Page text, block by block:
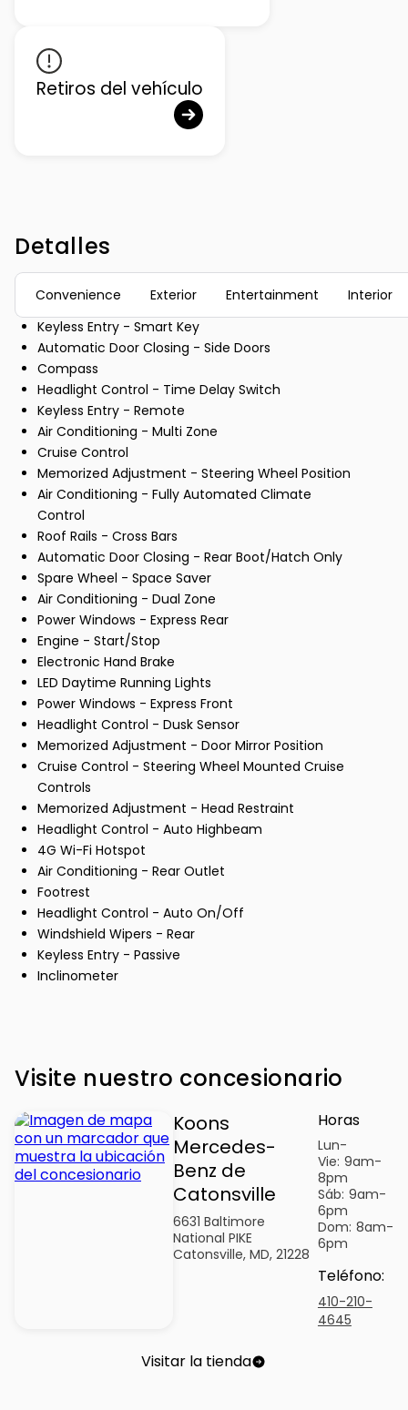
Retiros del vehículo
Detalles
Convenience Exterior Entertainment
Interior
Keyless Entry - Smart Key
Automatic Door Closing - Side Doors
Compass
Headlight Control - Time Delay Switch
Keyless Entry - Remote
Air Conditioning - Multi Zone
Cruise Control
Memorized Adjustment - Steering Wheel Position
Air Conditioning - Fully Automated Climate
Control
Roof Rails - Cross Bars
Automatic Door Closing - Rear Boot/Hatch Only
Spare Wheel - Space Saver
Air Conditioning - Dual Zone
Power Windows - Express Rear
Engine - Start/Stop
Electronic Hand Brake
LED Daytime Running Lights
Power Windows - Express Front
Headlight Control - Dusk Sensor
Memorized Adjustment - Door Mirror Position
Cruise Control - Steering Wheel Mounted Cruise
Controls
Memorized Adjustment - Head Restraint
Headlight Control - Auto Highbeam
4G Wi-Fi Hotspot
Air Conditioning - Rear Outlet
Footrest
Headlight Control - Auto On/Off
Windshield Wipers - Rear
Keyless Entry - Passive
Inclinometer
Visite nuestro concesionario
Koons
Mercedes-
Benz de
Catonsville
6631 Baltimore
National PIKE
Catonsville, MD, 21228
Horas
Lun-
Vie: 9am-
8pm
Sáb: 9am-
6pm
Dom: 8am-
6pm
Teléfono:
410-210-
4645
Visitar la tienda